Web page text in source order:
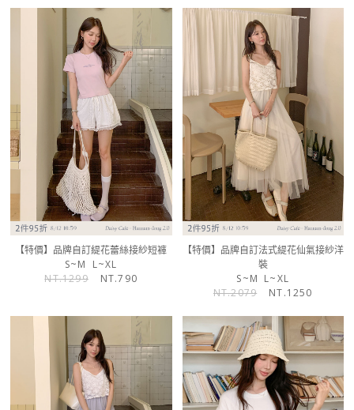
【特價】品牌自訂緹花蕾絲接紗短褲
S~M
L~XL
NT.1299
NT.790
【特價】品牌自訂法式緹花仙氣接紗洋
裝
S~M L~XL
NT.2079
NT.1250